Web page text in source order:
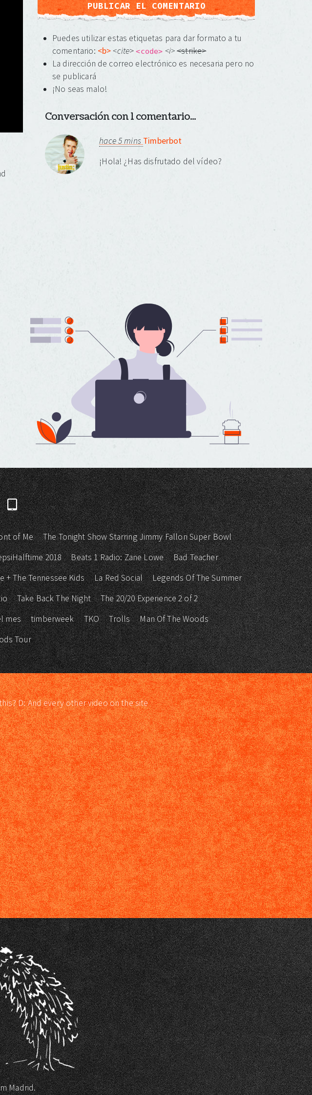
Puedes utilizar estas etiquetas para dar formato a tu
comentario: <b> <cite><code> <i><strike>
La dirección de correo electrónico es necesaria pero no
se publicará
¡No seas malo!
Conversación con 1 comentario...
hace 5 mins Timberbot
¡Hola! ¿Has disfrutado del vídeo?
of Me
The Tonight Show Starring Jimmy Fallon Super Bowl
2018 Beats 1 Radio: Zane Lowe
Bad Teacher
+ The Tennessee Kids La Red Social
Legends Of The Summer
Take Back The Night
The 20/20 Experience 2 of 2
mes timberweek TKO Trolls
Man Of The Woods
Tour
D: And every other video on the site
Madrid.